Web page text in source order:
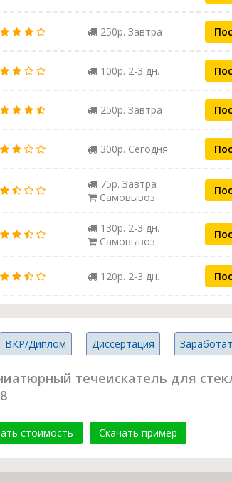
250р. Завтра
100р. 2-3 дн.
250р. Завтра
300р. Сегодня
75р. Завтра
Самовывоз
130р. 2-3 дн.
Самовывоз
120р. 2-3 дн.
ВКР/Диплом Диссертация
течеискатель для
стоимость Скачать пример